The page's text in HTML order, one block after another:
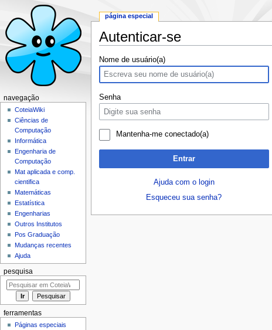
Autenticar-se
Nome de usuário(a)
Senha
Mantenha-me conectado(a)
Entrar
Ajuda com o login
Esqueceu sua senha?
página especial
navegação
CoteiaWiki
Ciências de
Computação
Informática
Engenharia de
Computação
Mat aplicada e comp.
cientifica
Matemáticas
Estatística
Engenharias
Outros Institutos
Pos Graduação
Mudanças recentes
Ajuda
pesquisa
ferramentas
Páginas especiais